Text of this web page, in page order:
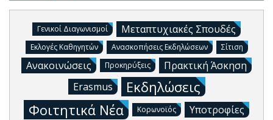
Γενικοί Διαγωνισμοί Μεταπτυχιακές Σπουδές
Εκλογές Καθηγητών Ανασκοπήσεις Εκδηλώσεων Σίτιση
Ανακοινώσεις Προκηρύξεις
Πρακτική Άσκηση
Erasmus
Εκδηλώσεις
Φοιτητικά Νέα
Κορωνοϊός
Υποτροφίες